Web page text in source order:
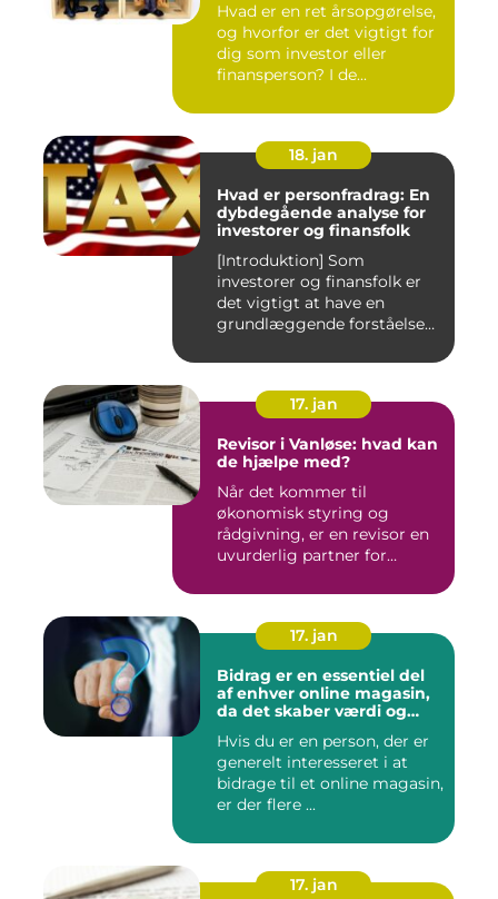
Hvad er en ret årsopgørelse,
og hvorfor er det vigtigt for
dig som investor eller
finansperson? I de...
18. jan
Hvad er personfradrag: En
dybdegående analyse for
investorer og finansfolk
[Introduktion] Som
investorer og finansfolk er
det vigtigt at have en
grundlæggende forståelse
17. jan
Revisor i Vanløse: hvad kan
de hjælpe med?
Når det kommer til
økonomisk styring og
rådgivning, er en revisor en
uvurderlig partner for
17. jan
Bidrag er en essentiel del
af enhver online magasin,
da det skaber værdi og
engagerer læsere og
bidragsydere
Hvis du er en person, der er
generelt interesseret i at
bidrage til et online magasin,
er der flere ...
17. jan